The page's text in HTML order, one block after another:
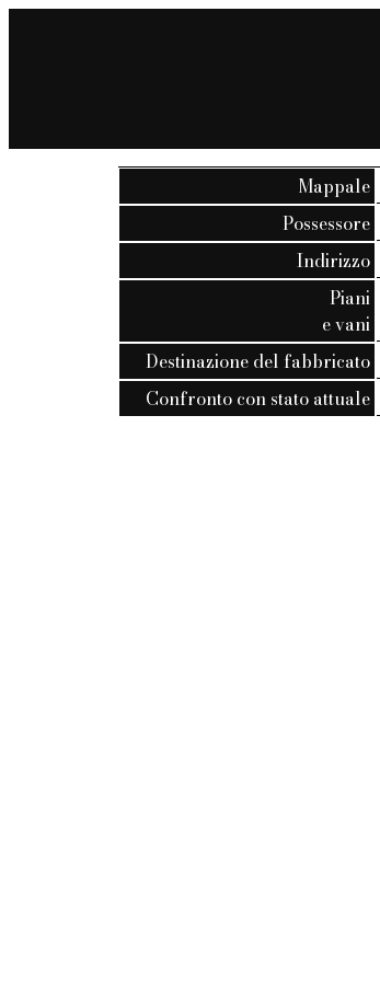
Mappale
Possessore
Indirizzo
Piani
e vani
Destinazione del fabbricato
Confronto con stato attuale